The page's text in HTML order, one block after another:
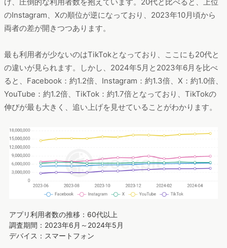
のInstagram、Xの順位が逆になっており、2023年10月頃から
両者の差が開きつつあります。
最も利用者が少ないのはTikTokとなっており、ここにも20代と
の違いが見られます。しかし、2024年5月と2023年6月を比べ
ると、Facebook：約1.2倍、Instagram：約1.3倍、X：約1.0倍、
YouTube：約1.2倍、TikTok：約1.7倍となっており、TikTokの
伸びが最も大きく、追い上げを見せていることがわかります。
アプリ利用者数の推移：60代以上
調査期間：2023年6月～2024年5月
デバイス：スマートフォン